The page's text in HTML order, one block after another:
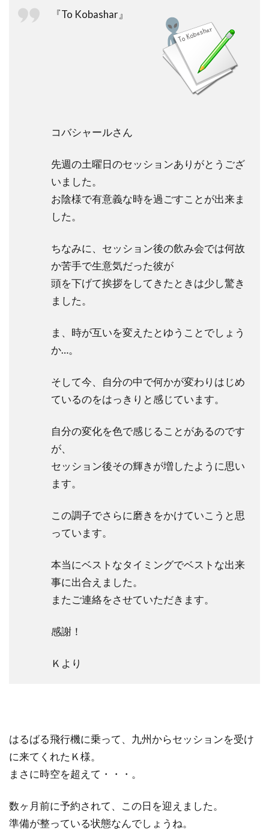
『To Kobashar』
コバシャールさん
先週の土曜日のセッションありがとうござ
いました。
お陰様で有意義な時を過ごすことが出来ま
した。
ちなみに、セッション後の飲み会では何故
か苦手で生意気だった彼が
頭を下げて挨拶をしてきたときは少し驚き
ました。
ま、時が互いを変えたとゆうことでしょう
か…。
そして今、自分の中で何かが変わりはじめ
ているのをはっきりと感じています。
自分の変化を色で感じることがあるのです
が、
セッション後その輝きが増したように思い
ます。
この調子でさらに磨きをかけていこうと思
っています。
本当にベストなタイミングでベストな出来
事に出合えました。
またご連絡をさせていただきます。
感謝！
Ｋより
はるばる飛行機に乗って、九州からセッションを受け
に来てくれたＫ様。
まさに時空を超えて・・・。
数ヶ月前に予約されて、この日を迎えました。
準備が整っている状態なんでしょうね。